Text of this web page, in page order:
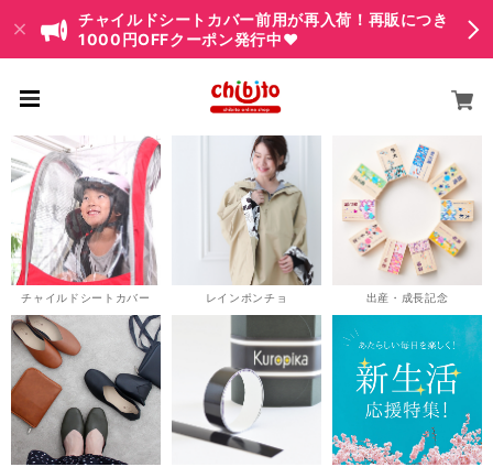
チャイルドシートカバー前用が再入荷！再販につき
1000円OFFクーポン発行中♥
チャイルドシートカバー レインポンチョ 出産・成長記念